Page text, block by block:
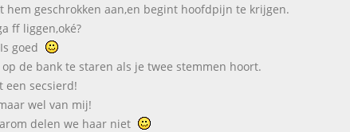
hem geschrokken aan,en begint hoofdpijn te krijgen.
ff liggen,oké?
goed
op de bank te staren als je twee stemmen hoort.
een secsierd!
wel van mij!
delen we haar niet